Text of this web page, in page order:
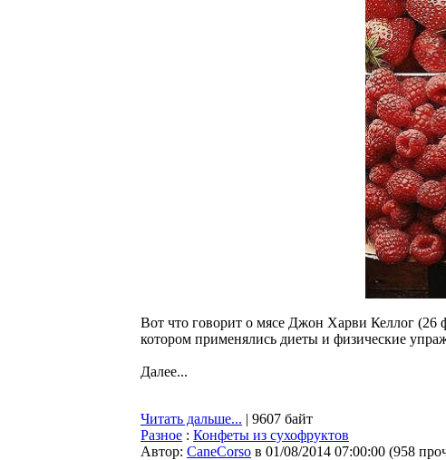
Вот что говорит о мясе Джон Харви Келлог (26
котором применялись диеты и физические
Далее...
Читать дальше... | 9607 байт
Разное : Конфеты из сухофруктов
Автор: CaneCorso в 01/08/2014 07:00:00 (958